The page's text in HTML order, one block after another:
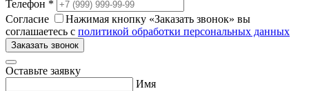
Телефон *
Согласие
Нажимая кнопку «Заказать звонок» вы
соглашаетесь с политикой обработки персональных данных
Заказать звонок
Оставьте заявку
Имя